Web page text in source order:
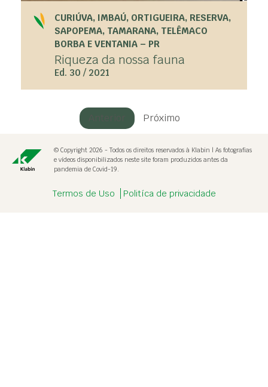
CURIÚVA, IMBAÚ, ORTIGUEIRA, RESERVA,
SAPOPEMA, TAMARANA, TELÊMACO
BORBA E VENTANIA – PR
Riqueza da nossa fauna
Ed. 30 / 2021
Anterior Próximo
© Copyright 2026 - Todos os direitos reservados à Klabin | As fotografias
e vídeos disponibilizados neste site foram produzidos antes da
pandemia de Covid-19.
Termos de Uso Politíca de privacidade